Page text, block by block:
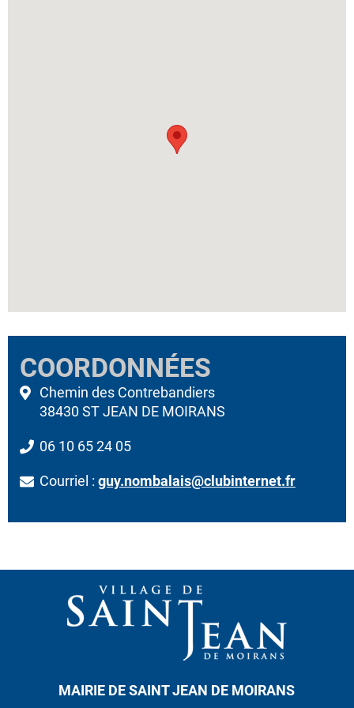
COORDONNÉES
Chemin des Contrebandiers
38430 ST JEAN DE MOIRANS
06 10 65 24 05
Courriel : guy.nombalais@clubinternet.fr
MAIRIE DE SAINT JEAN DE MOIRANS